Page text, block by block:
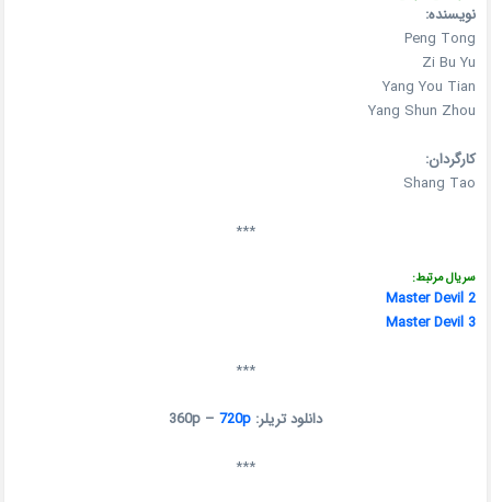
نویسنده:
Peng Tong
Zi Bu Yu
Yang You Tian
Yang Shun Zhou
کارگردان:
Shang Tao
***
سریال مرتبط:
Master Devil 2
Master Devil 3
***
دانلود تریلر: 360p – 720p
***